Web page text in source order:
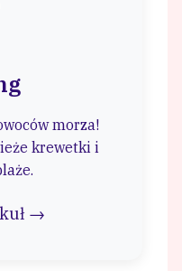
morza!
krewetki i
→